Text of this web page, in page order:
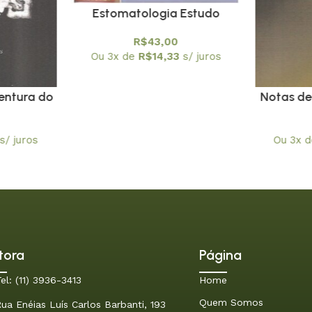
do
s/ juros
Estomatologia Estudo
Prevenção Bucal
R$43,00
Ou 3x de R$14,33 s/ juros
Notas
Ou 3x
(11) 3936-3413
Enéias Luís Carlos Barbanti, 193
Página
Home
Quem Somos